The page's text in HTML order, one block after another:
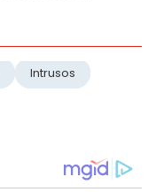
Intrusos